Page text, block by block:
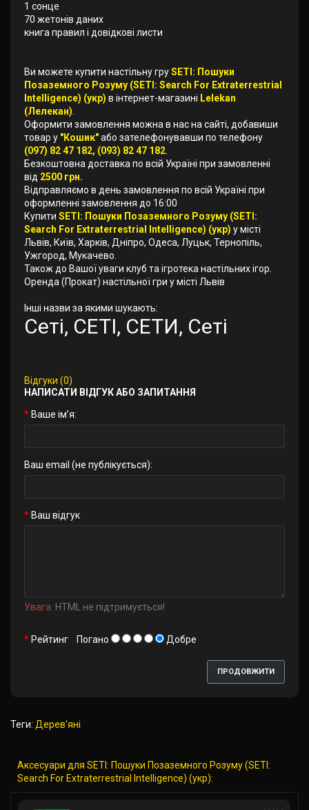
1 сонце
70 жетонів даних
книга правил і довідкові листи
Ви можете купити настільну груSETI: Пошуки
Позаземного Розуму (SETI: Search For Extraterrestrial
Intelligence) (укр) в інтернет-магазині Lelekan
(Лелекан)
Оформити замовлення можна в нас на сайті, добавиши
товар у "Кошик"або зателефонувавши по телефону
(097) 82 47 182, (093) 82 47 182
Безкоштовна доставка по всій Україні при замовленні
від 2500 грн.
Відправляємо в день замовлення по всій Україні при
оформленні замовлення до 16:00
Купити SETI: Пошуки Позаземного Розуму (SETI:
Search For Extraterrestrial Intelligence) (укр) у місті
Львів, Київ, Харків, Дніпро, Одеса, Луцьк, Тернопіль,
Ужгород, Мукачево.
Також до Вашої уваги клуб та ігротека настільних ігор.
Оренда (Прокат) настільної гри у місті Львів
Інші назви за якими шукають:
Сеті, СЕТІ, СЕТИ, Сеті
Відгуки (0)
НАПИСАТИ ВІДГУК АБО ЗАПИТАННЯ
Ваше ім’я:
Ваш email (не публікується):
Ваш відгук
Увага: HTML не підтримується!
Рейтинг Погано Добре
ПРОДОВЖИТИ
Теги: Дерев'яні
Аксесуари для SETI: Пошуки Позаземного Розуму (SETI:
Search For Extraterrestrial Intelligence) (укр):